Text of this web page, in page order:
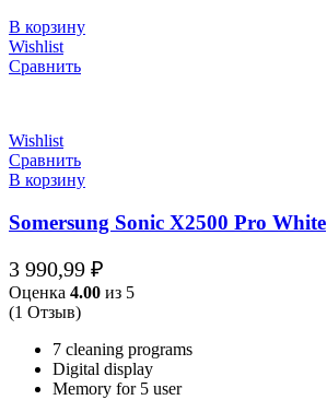
В корзину
Wishlist
Сравнить
Wishlist
Сравнить
В корзину
Somersung Sonic X2500 Pro White
3 990,99 ₽
Оценка 4.00 из 5
(1 Отзыв)
7 cleaning programs
Digital display
Memory for 5 user